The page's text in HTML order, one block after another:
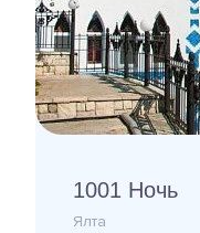
1001 Ночь
Ялта